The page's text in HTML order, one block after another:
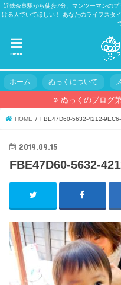
近鉄奈良駅から徒歩7分、マンツーマンの
ける人でいてほしい！ あなたのライフスタ
menu
ホーム ぬっくについて
ぬっくのブログ
HOME FBE47D60-5632-4212-
2019.09.15
FBE47D60-5632-